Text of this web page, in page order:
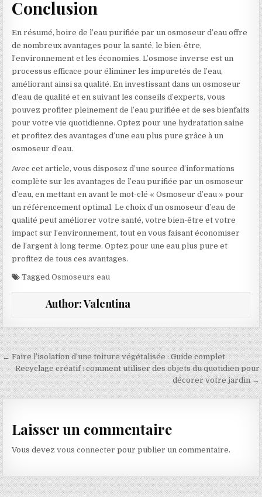
Conclusion
En résumé, boire de l’eau purifiée par un osmoseur d’eau offre
de nombreux avantages pour la santé, le bien-être,
l’environnement et les économies. L’osmose inverse est un
processus efficace pour éliminer les impuretés de l’eau,
améliorant ainsi sa qualité. En investissant dans un osmoseur
d’eau de qualité et en suivant les conseils d’experts, vous
pouvez profiter pleinement de l’eau purifiée et de ses bienfaits
pour votre vie quotidienne. Optez pour une hydratation saine
et profitez des avantages d’une eau plus pure grâce à un
osmoseur d’eau.
Avec cet article, vous disposez d’une source d’informations
complète sur les avantages de l’eau purifiée par un osmoseur
d’eau, en mettant en avant le mot-clé « Osmoseur d’eau » pour
un référencement optimal. Le choix d’un osmoseur d’eau de
qualité peut améliorer votre santé, votre bien-être et votre
impact sur l’environnement, tout en vous faisant économiser
de l’argent à long terme. Optez pour une eau plus pure et
profitez de tous ces avantages.
TaggedOsmoseurs eau
Author:Valentina
Navigation de l’article
← Faire l’isolation d’une toiture végétalisée : Guide complet
Recyclage créatif : comment utiliser des objets du quotidien pour
décorer votre jardin →
Laisser un commentaire
Vous devezvous connecter pour publier un commentaire.